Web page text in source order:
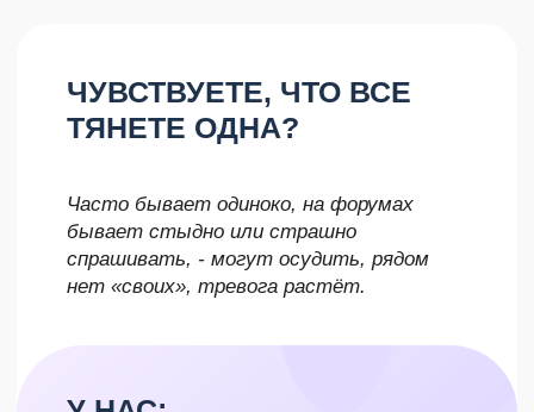
КОТОРОЙ ЕСТЬ ВСЁ, ЧТОБЫ
РЕШАТЬ ВОЗНИКАЮЩИЕ
ПРОБЛЕМЫ И ЧУВСТВОВАТЬ
КАЖДЫЙ МЕСЯЦ ВЫ ПОЛУЧАЕТЕ: